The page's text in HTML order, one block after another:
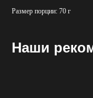
Размер порции: 70 г
Наши